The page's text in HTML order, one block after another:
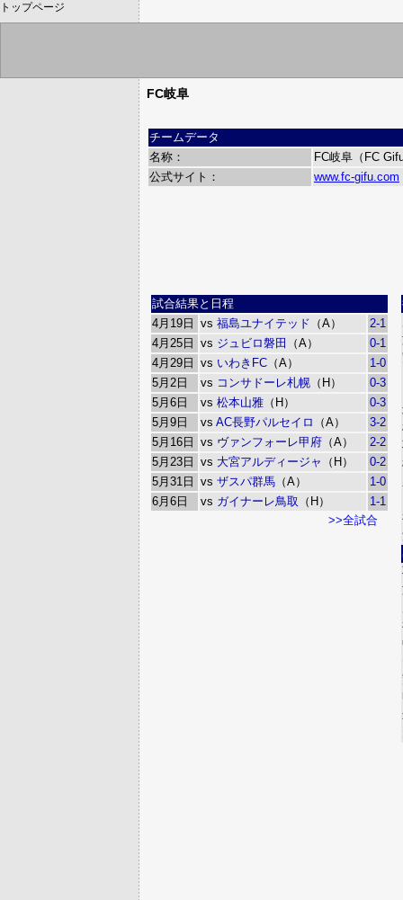
トップページ
FC岐阜
チームデータ
名称：
FC岐阜（FC
公式サイト：
www.fc-gifu.com
試合結果と日程
4月19日
vs 福島ユナイテッド （A）
2-1
4月25日
vs ジュビロ磐田 （A）
0-1
4月29日
vs いわきFC （A）
1-0
5月2日
vs コンサドーレ札幌 （H）
0-3
5月6日
vs 松本山雅 （H）
0-3
5月9日
vs AC長野パルセイロ （A）
3-2
5月16日
vs ヴァンフォーレ甲府 （A）
2-2
5月23日
vs 大宮アルディージャ （H）
0-2
5月31日
vs ザスパ群馬 （A）
1-0
6月6日
vs ガイナーレ鳥取 （H）
1-1
>>全試合